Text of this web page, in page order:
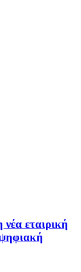
εταιρική